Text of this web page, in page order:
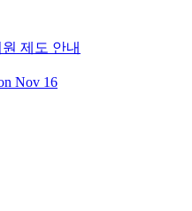
제도 안내
Nov 16